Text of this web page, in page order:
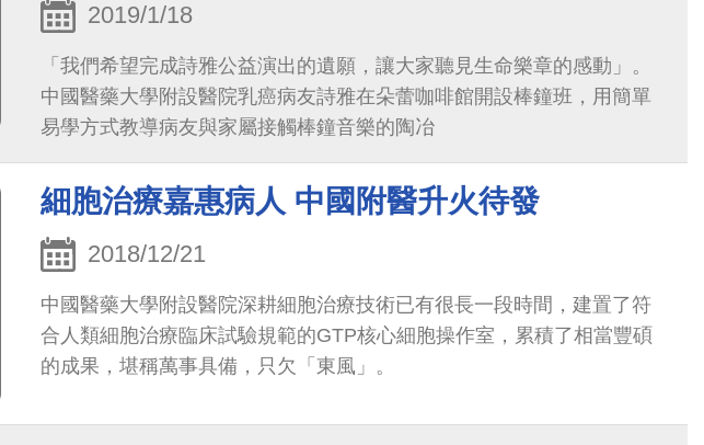
2019/1/18
「我們希望完成詩雅公益演出的遺願，讓大家聽見生命樂章的感動」。
中國醫藥大學附設醫院乳癌病友詩雅在朵蕾咖啡館開設棒鐘班，用簡單
易學方式教導病友與家屬接觸棒鐘音樂的陶冶
細胞治療嘉惠病人 中國附醫升火待發
2018/12/21
中國醫藥大學附設醫院深耕細胞治療技術已有很長一段時間，建置了符
合人類細胞治療臨床試驗規範的GTP核心細胞操作室，累積了相當豐碩
的成果，堪稱萬事具備，只欠「東風」。